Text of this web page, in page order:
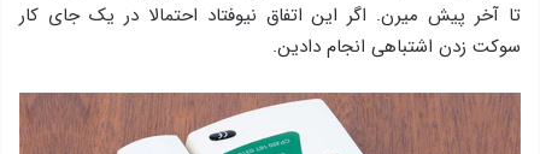
تا آخر پیش میرن. اگر این اتفاق نیوفتاد احتمالا در یک جای کار
سوکت زدن اشتباهی انجام دادین.